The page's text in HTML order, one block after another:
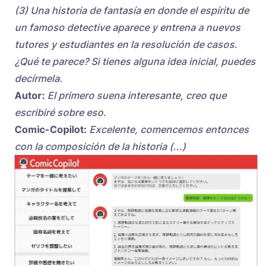
(3) Una historia de fantasía en donde el espíritu de
un famoso detective aparece y entrena a nuevos
tutores y estudiantes en la resolución de casos.
¿Qué te parece? Si tienes alguna idea inicial, puedes
decírmela.
Autor: El primero suena interesante, creo que
escribiré sobre eso.
Comic-Copilot: Excelente, comencemos entonces
con la composición de la historia (...)